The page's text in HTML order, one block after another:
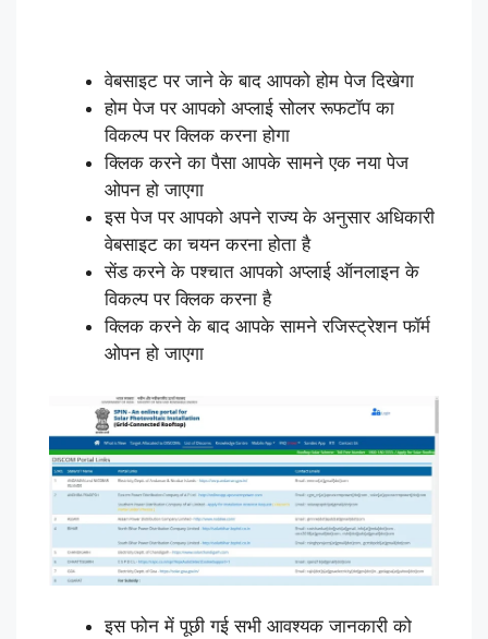
वेबसाइट पर जाने के बाद आपको होम पेज दिखेगा
होम पेज पर आपको अप्लाई सोलर रूफटॉप का
विकल्प पर क्लिक करना होगा
क्लिक करने का पैसा आपके सामने एक नया पेज
ओपन हो जाएगा
इस पेज पर आपको अपने राज्य के अनुसार अधिकारी
वेबसाइट का चयन करना होता है
सेंड करने के पश्चात आपको अप्लाई ऑनलाइन के
विकल्प पर क्लिक करना है
क्लिक करने के बाद आपके सामने रजिस्ट्रेशन फॉर्म
ओपन हो जाएगा
इस फोन में पूछी गई सभी आवश्यक जानकारी को